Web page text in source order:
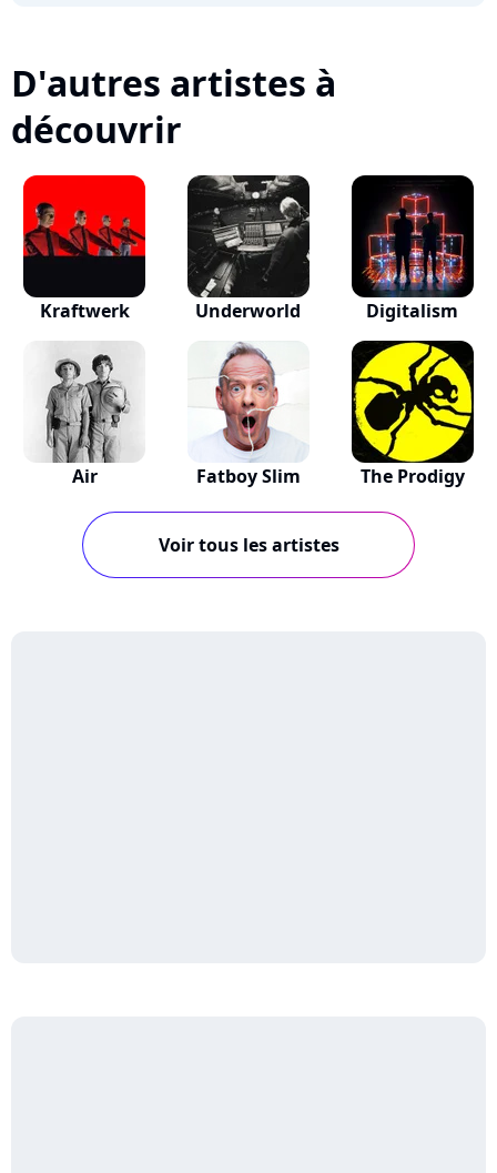
D'autres artistes à
découvrir
Kraftwerk Underworld Digitalism
Air Fatboy Slim The Prodigy
Voir tous les artistes